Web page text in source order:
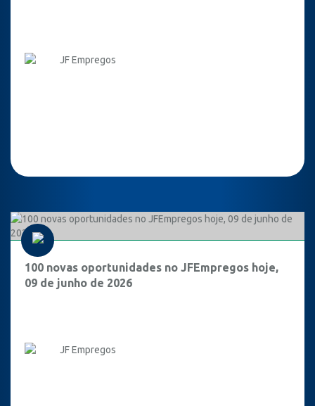
JF Empregos
100 novas oportunidades no JFEmpregos hoje,
09 de junho de 2026
JF Empregos